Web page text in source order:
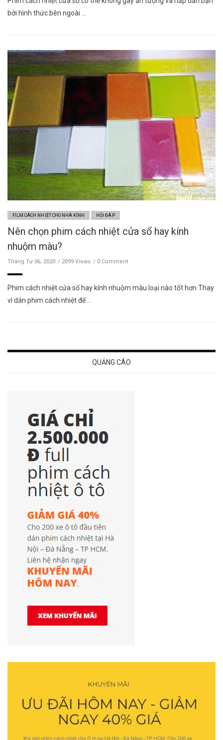
bởi hình thức bên ngoài …
FILM CÁCH NHIỆT CHO NHÀ KÍNH HỎI ĐÁP
Nên chọn phim cách nhiệt cửa sổ hay kính
nhuộm màu?
Tháng Tư 06, 2020 2099 Views 0 Comment
Phim cách nhiệt cửa sổ hay kính nhuộm màu loại nào tốt hơn Thay
vì dán phim cách nhiệt để …
QUẢNG CÁO